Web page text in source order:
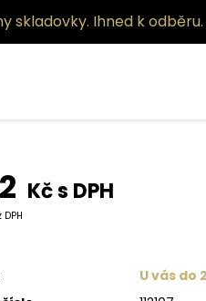
skladovky. Ihned k odběru.
Kč s DPH
DPH
U vás do